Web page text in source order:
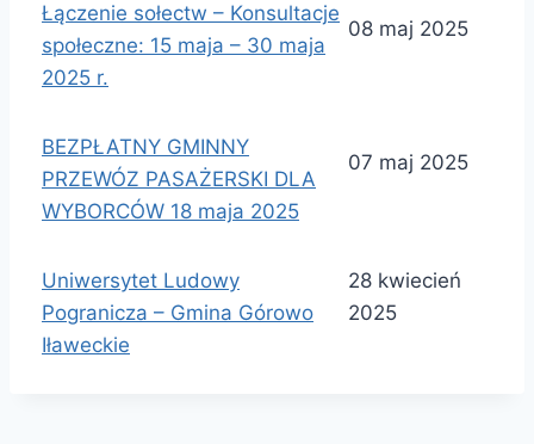
Łączenie sołectw – Konsultacje
społeczne: 15 maja – 30 maja
2025 r.
08 maj 2025
BEZPŁATNY GMINNY
PRZEWÓZ PASAŻERSKI DLA
WYBORCÓW 18 maja 2025
07 maj 2025
Uniwersytet Ludowy
Pogranicza – Gmina Górowo
Iławeckie
28 kwiecień
2025